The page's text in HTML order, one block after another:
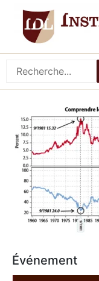
Événement